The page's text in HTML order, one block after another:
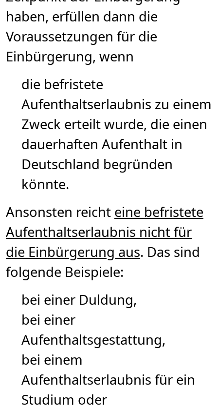
haben, erfüllen dann die
Voraussetzungen für die
Einbürgerung, wenn
die befristete
Aufenthaltserlaubnis zu einem
Zweck erteilt wurde, die einen
dauerhaften Aufenthalt in
Deutschland begründen
könnte.
Ansonsten reicht eine befristete
Aufenthaltserlaubnis nicht für
die Einbürgerung aus. Das sind
folgende Beispiele:
bei einer Duldung,
bei einer
Aufenthaltsgestattung,
bei einem
Aufenthaltserlaubnis für ein
Studium oder